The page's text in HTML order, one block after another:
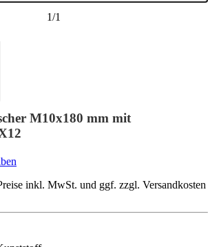
1/1
M10x180 mm mit
inkl. MwSt. und ggf. zzgl. Versandkosten